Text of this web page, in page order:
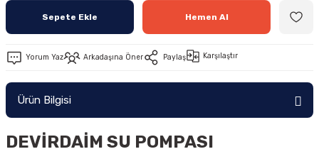
Sepete Ekle Hemen Al
Yorum Yaz Arkadaşına Öner Paylaş Karşılaştır
Ürün Bilgisi
DEVİRDAİM SU POMPASI